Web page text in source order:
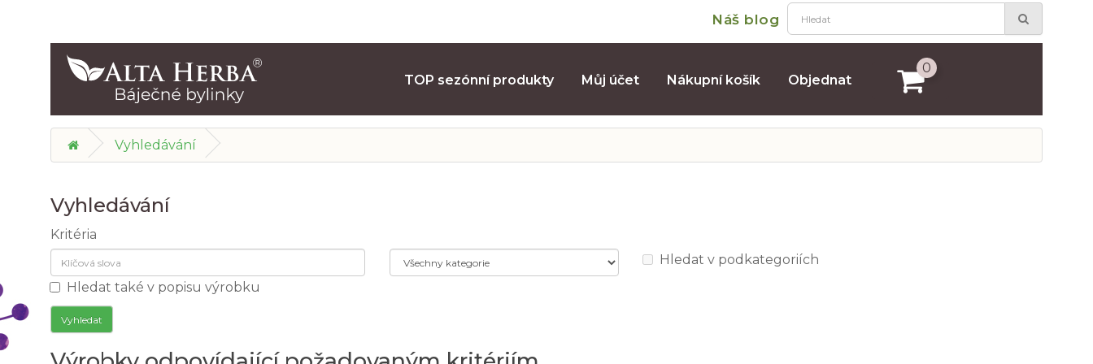
Náš blog
TOP sezónní produkty Můj účet Nákupní košík Objednat
0
Vyhledávání
Vyhledávání
Kritéria
Hledat v podkategoriích
Hledat také v popisu výrobku